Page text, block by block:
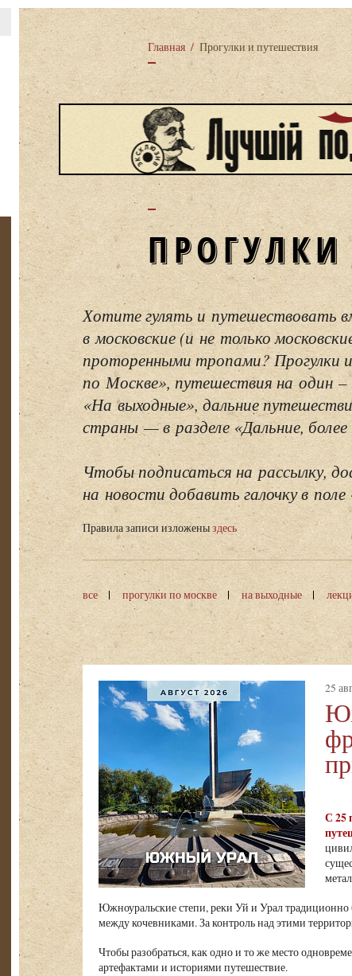
Главная / Прогулки и путешествия
Хотите гулять и путешествовать
в московские (и не только
проторенными тропами? Прогулки
по Москве», путешествия на один
«На выходные», дальние
страны — в разделе «Дальние, более
Чтобы подписаться на рассылку,
на новости добавить галочку в поле
Правила записи изложеныздесь
все прогулки по москве на выходные
25
С 25
Южноуральские степи, реки Уй и Урал традиционно
между кочевниками. За контроль над этими
Чтобы разобраться, как одно и то же место
артефактами и историями путешествие.